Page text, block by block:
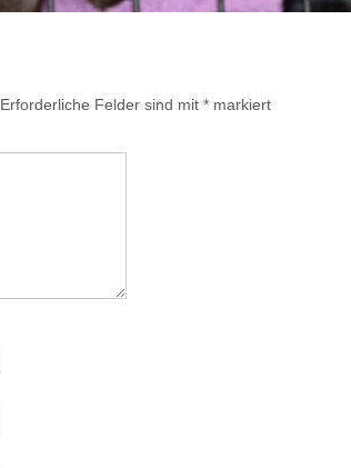
Erforderliche Felder sind mit * markiert